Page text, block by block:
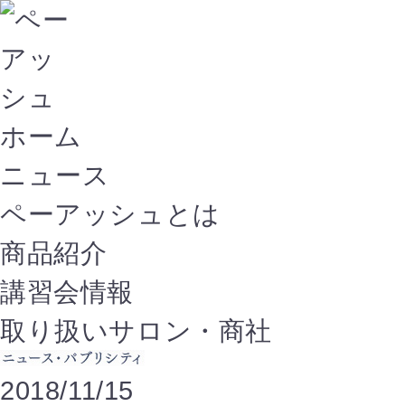
ホーム
ニュース
ペーアッシュとは
商品紹介
講習会情報
取り扱いサロン・商社
2018/11/15